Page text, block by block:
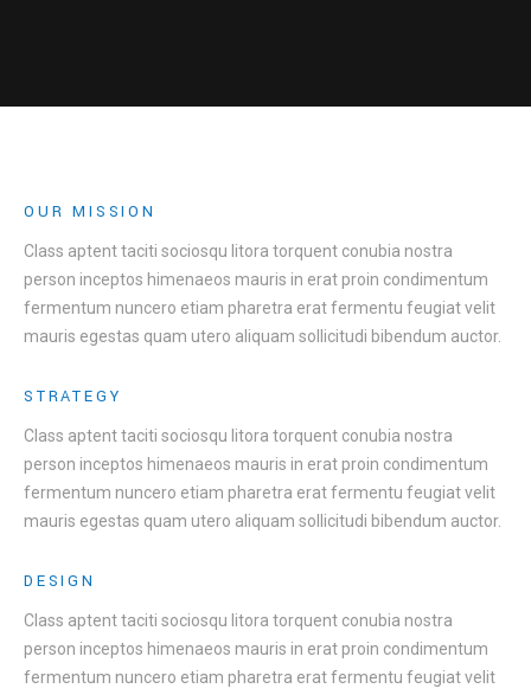
OUR MISSION
Class aptent taciti sociosqu litora torquent conubia nostra
person inceptos himenaeos mauris in erat proin condimentum
fermentum nuncero etiam pharetra erat fermentu feugiat velit
mauris egestas quam utero aliquam sollicitudi bibendum auctor.
STRATEGY
Class aptent taciti sociosqu litora torquent conubia nostra
person inceptos himenaeos mauris in erat proin condimentum
fermentum nuncero etiam pharetra erat fermentu feugiat velit
mauris egestas quam utero aliquam sollicitudi bibendum auctor.
DESIGN
Class aptent taciti sociosqu litora torquent conubia nostra
person inceptos himenaeos mauris in erat proin condimentum
fermentum nuncero etiam pharetra erat fermentu feugiat velit